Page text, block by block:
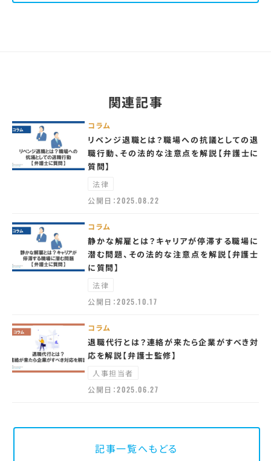
関連記事
コラム
リベンジ退職とは？職場への抗議としての退
職行動、その法的な注意点を解説【弁護士に
質問】
法律
公開日：2025.08.22
コラム
静かな解雇とは？キャリアが停滞する職場に
潜む問題、その法的な注意点を解説【弁護士
に質問】
法律
公開日：2025.10.17
コラム
退職代行とは？連絡が来たら企業がすべき対
応を解説【弁護士監修】
人事担当者
公開日：2025.06.27
記事一覧へもどる